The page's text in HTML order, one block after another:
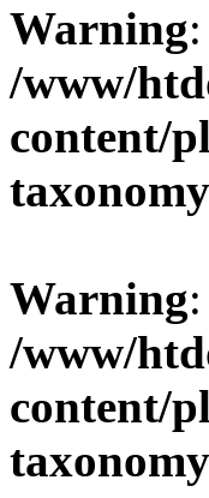
Warning
/www/
content/
Warning
/www/
content/